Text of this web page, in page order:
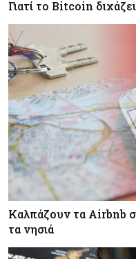
Γιατί το Bitcoin
Καλπάζουν τα Airbnb
τα νησιά